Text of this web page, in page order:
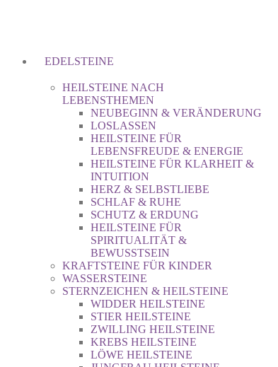
EDELSTEINE
HEILSTEINE NACH
LEBENSTHEMEN
NEUBEGINN & VERÄNDERUNG
LOSLASSEN
HEILSTEINE FÜR
LEBENSFREUDE & ENERGIE
HEILSTEINE FÜR KLARHEIT &
INTUITION
HERZ & SELBSTLIEBE
SCHLAF & RUHE
SCHUTZ & ERDUNG
HEILSTEINE FÜR
SPIRITUALITÄT &
BEWUSSTSEIN
KRAFTSTEINE FÜR KINDER
WASSERSTEINE
STERNZEICHEN & HEILSTEINE
WIDDER HEILSTEINE
STIER HEILSTEINE
ZWILLING HEILSTEINE
KREBS HEILSTEINE
LÖWE HEILSTEINE